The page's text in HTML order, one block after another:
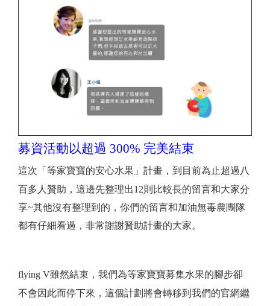
募資活動以超過 300% 完美結束
這次「等家寶寶的安心水果」計畫，到目前為止超過八
百多人贊助， 這邊先整理出12則比較長的留言和大家分
享~其他沒有整理到的，你們的留言和加油無毒農團隊
都有仔細看過，非常謝謝贊助計畫的大家。
flying V雖然結束，我們為等家寶寶募集水果的腳步卻
不會因此而停下來，這個計劃將會轉移到我們的官網繼